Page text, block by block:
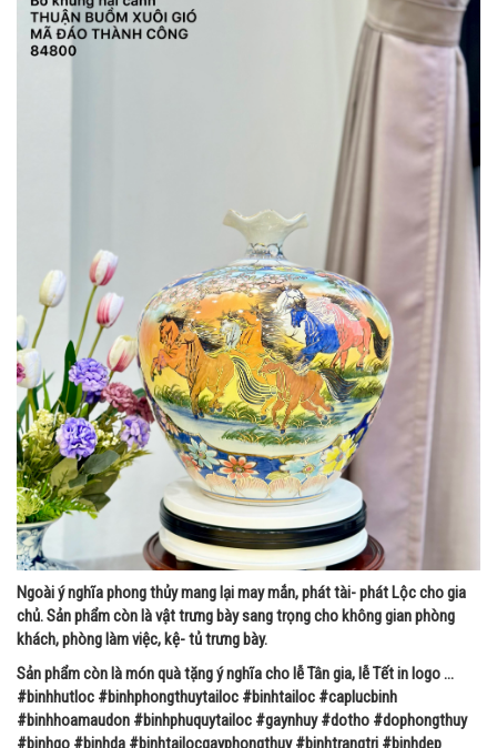
Ngoài ý nghĩa phong thủy mang lại may mắn, phát tài- phát Lộc cho gia
chủ. Sản phẩm còn là vật trưng bày sang trọng cho không gian phòng
khách, phòng làm việc, kệ- tủ trưng bày.
Sản phẩm còn là món quà tặng ý nghĩa cho lễ Tân gia, lễ Tết in logo …
#binhhutloc #binhphongthuytailoc #binhtailoc #caplucbinh
#binhhoamaudon #binhphuquytailoc #gaynhuy #dotho #dophongthuy
#binhgo #binhda #binhtailocgayphongthuy #binhtrangtri #binhdep